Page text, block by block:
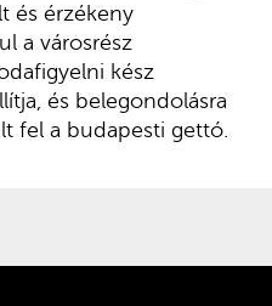
és érzékeny
a városrész
kész
és belegondolásra
fel a budapesti gettó.